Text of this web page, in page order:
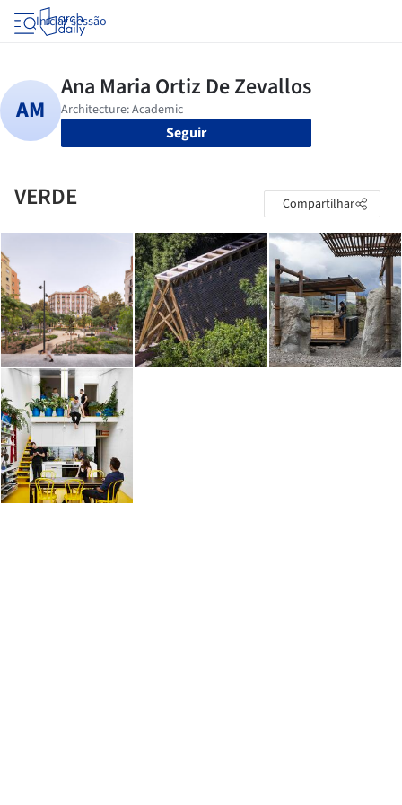
Iniciar sessão
Seguir
VERDE Compartilhar